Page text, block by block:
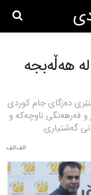
ھەڵەبجە
دەزگای جام کوردی
فەرھەنگی ناوچەکە و
گەشتیاری.